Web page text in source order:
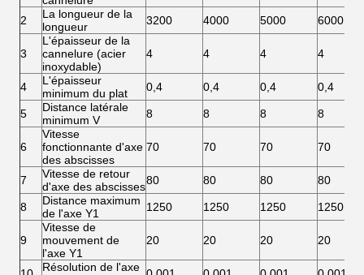
2
La longueur de la
longueur
3200 4000 5000 6000
3
L'épaisseur de la
cannelure (acier
inoxydable)
4 4 4 4
4
L'épaisseur
minimum du plat
0,4 0,4 0,4 0,4
5
Distance latérale
minimum V
8 8 8 8
6
Vitesse
fonctionnante d'axe
des abscisses
70 70 70 70
7
Vitesse de retour
d'axe des abscisses80 80 80 80
8
Distance maximum
de l'axe Y1
1250 1250 1250 1250
9
Vitesse de
mouvement de
l'axe Y1
20 20 20 20
Résolution de l'axe